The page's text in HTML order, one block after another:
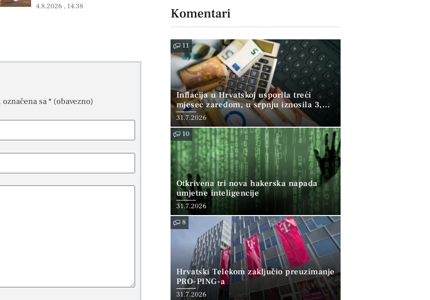
4.8.2026 14:38
sa* (obavezno)
Komentari
11
Inflacija u Hrvatskoj usporila treći
mjesec zaredom, u srpnju iznosila 3,9
posto
31.7.2026
10
Otkrivena tri nova hakerska napada
umjetne inteligencije
31.7.2026
8
Hrvatski Telekom zaključio preuzimanje
PRO-PING-a
31.7.2026